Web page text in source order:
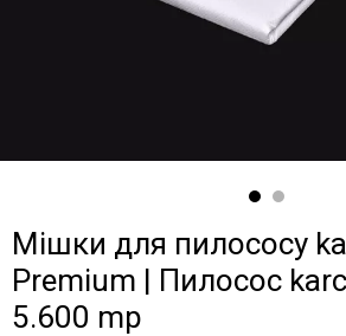
Мішки для пилососу
Premium | Пилосос
5.600 mp